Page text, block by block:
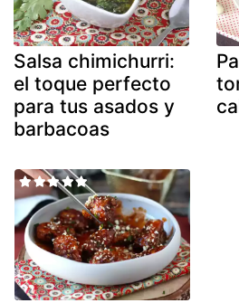
Salsa chimichurri:
el toque perfecto
para tus asados y
barbacoas